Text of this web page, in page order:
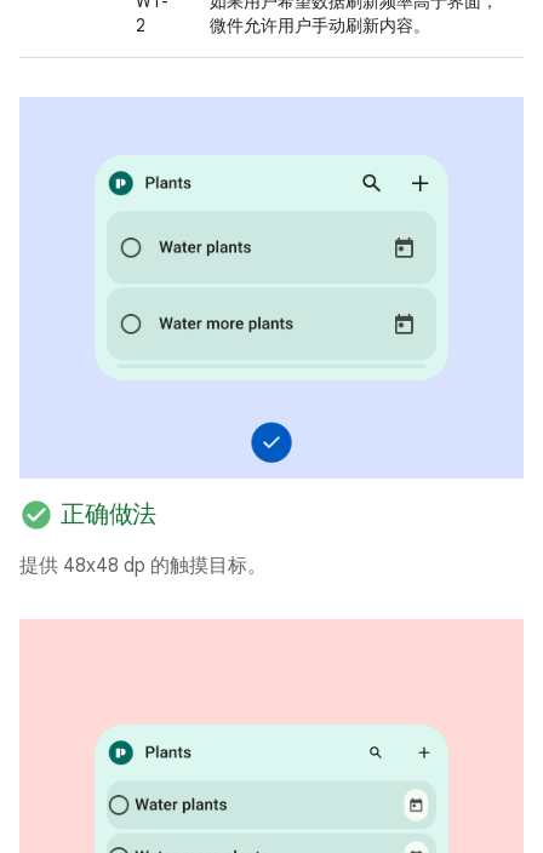
2
微件允许用户手动刷新内容。
check_circle 正确做法
提供 48x48 dp 的触摸目标。